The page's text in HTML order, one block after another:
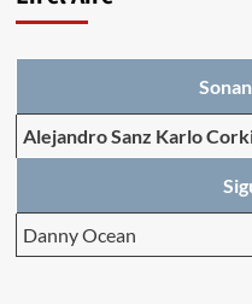
Alejandro Sanz Karlo
Danny Ocean